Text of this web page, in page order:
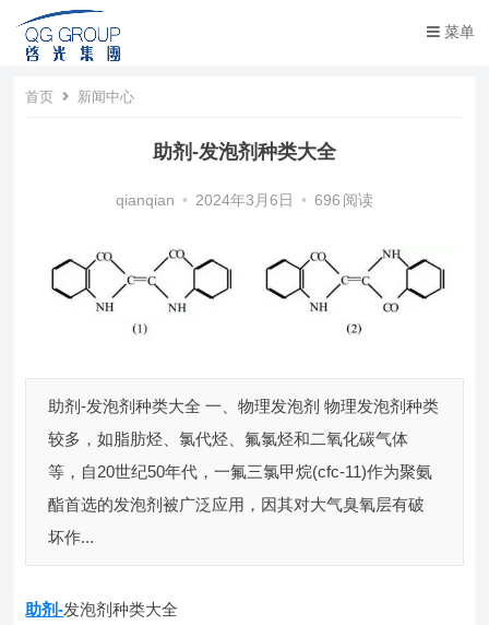
菜单
首页 新闻中心
助剂-发泡剂种类大全
qianqian • 2024年3月6日 • 696 阅读
助剂-发泡剂种类大全 一、物理发泡剂 物理发泡剂种类
较多，如脂肪烃、氯代烃、氟氯烃和二氧化碳气体
等，自20世纪50年代，一氟三氯甲烷(cfc-11)作为聚氨
酯首选的发泡剂被广泛应用，因其对大气臭氧层有破
坏作...
助剂-发泡剂种类大全